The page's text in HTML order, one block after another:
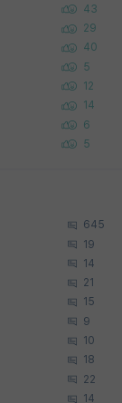
43
29
40
5
12
14
6
5
645
19
14
21
15
9
10
18
22
14